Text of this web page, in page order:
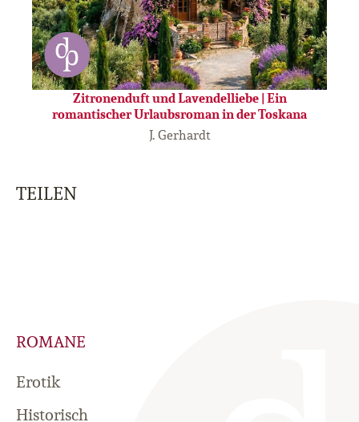
Zitronenduft und Lavendelliebe | Ein
romantischer Urlaubsroman in der Toskana
J. Gerhardt
TEILEN
ROMANE
Erotik
Historisch